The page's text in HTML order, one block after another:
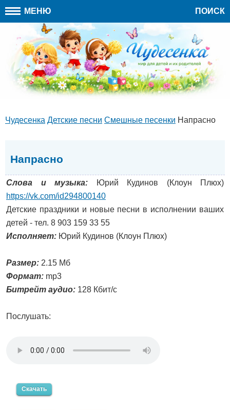
МЕНЮ ПОИСК
Чудесенка Детские песни Cмешные песенки Напрасно
Напрасно
Слова и музыка: Юрий Кудинов (Клоун Плюх)
https://vk.com/id294800140
Детские праздники и новые песни в исполнении ваших
детей - тел. 8 903 159 33 55
Исполняет: Юрий Кудинов (Клоун Плюх)
Размер: 2.15 Мб
Формат: mp3
Битрейт аудио: 128 Кбит/с
Послушать:
Скачать